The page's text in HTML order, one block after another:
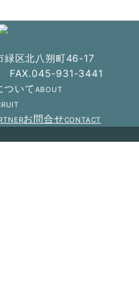
区北八朔町46-17
931-3441
ついて ABOUT
お問合せCONTACT